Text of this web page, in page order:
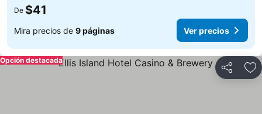
De $41
Mira precios de 9 páginas Ver precios
Compartir
Opción destacada